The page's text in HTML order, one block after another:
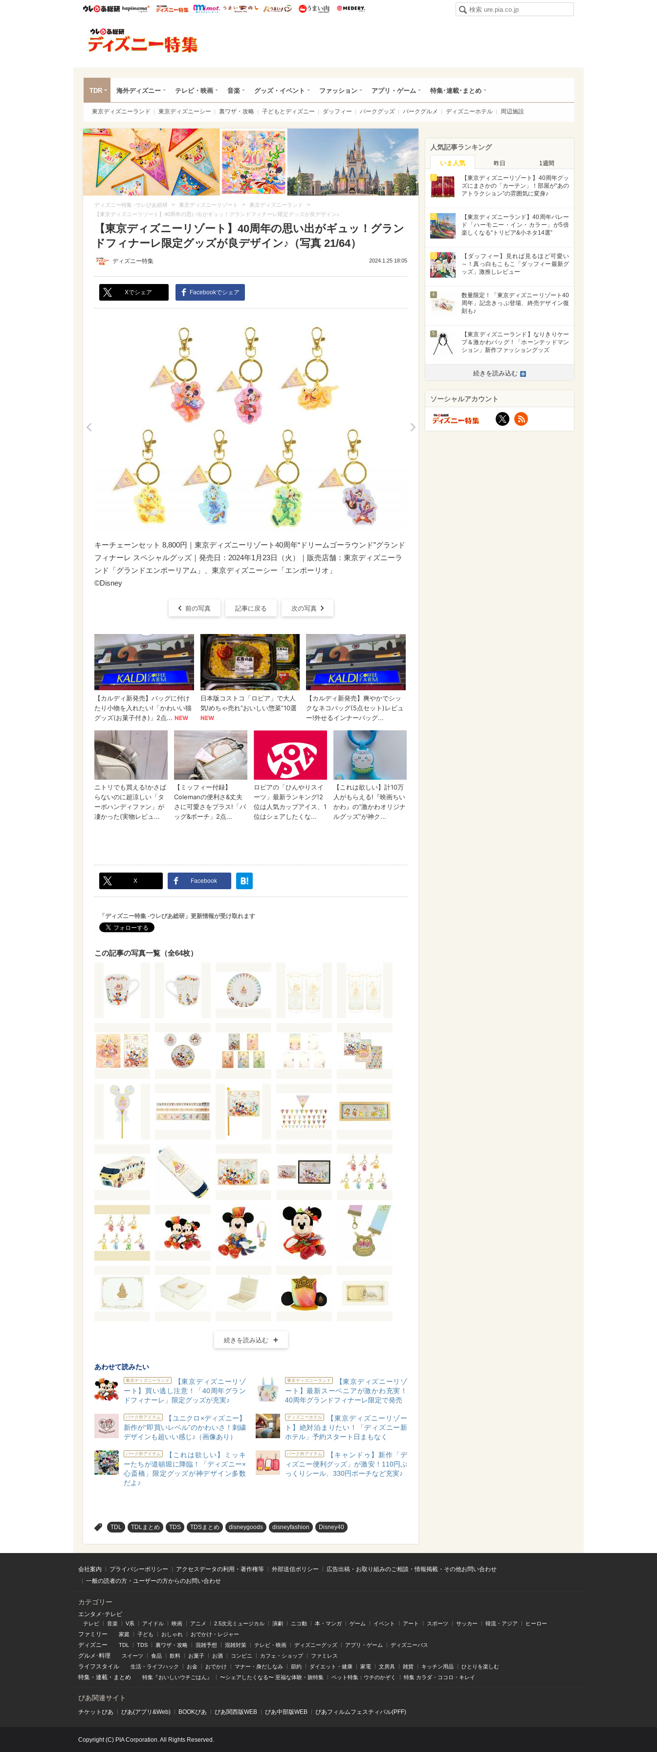
ウレぴあ総研ハピママ* ウレぴあ総研 ディズニー特集
mimot. うまいめし うまいパン うまい肉
TDR 海外ディズニー テレビ・映画 音楽 グッズ・イベント ファッション アプリ・ゲーム 特集･連載･まとめ
東京ディズニーランド 東京ディズニーシー 裏ワザ・攻略 子どもとディズニー ダッフィー パークグッズ パークグルメ ディズニーホテル 周辺施設
ディズニー特集 -ウレぴあ総研 > 東京ディズニーリゾート > 東京ディズニーランド >
【東京ディズニーリゾート】40周年の思い出がギュッ！グランドフィナーレ限定グッズが良デザイン♪
【東京ディズニーリゾート】40周年の思い出がギュッ！グラン
ドフィナーレ限定グッズが良デザイン♪（写真 21/64）
ディズニー特集 2024.1.25 18:05
Xでシェア Facebookでシェア
>
キーチェーンセット 8,800円｜東京ディズニーリゾート40周年“ドリームゴーラウンド”グランド
フィナーレ スペシャルグッズ｜発売日：2024年1月23日（火）｜販売店舗：東京ディズニーラ
ンド「グランドエンポーリアム」、東京ディズニーシー「エンポーリオ」
©︎Disney
前の写真 記事に戻る 次の写真
X Facebook
「ディズニー特集 -ウレぴあ総研」更新情報が受け取れます
この記事の写真一覧（全64枚）
続きを読み込む
あわせて読みたい
東京ディズニーランド
【東京ディズニーリゾ
ート】買い逃し注意！「40周年グラン
ドフィナーレ」限定グッズが充実♪
東京ディズニーランド
【東京ディズニーリゾ
ート】最新スーベニアが激かわ充実！
40周年グランドフィナーレ限定で発売
パーク外アイテム
【ユニクロ×ディズニー】
新作が“即買いレベル”のかわいさ！刺繍
デザインも超いい感じ♪（画像あり）
ディズニーホテル
【東京ディズニーリゾー
ト】絶対泊まりたい！「ディズニー新
ホテル」予約スタート日まもなく
パーク外アイテム
【これは欲しい】ミッキ
ーたちが道頓堀に降臨！「ディズニー×
心斎橋」限定グッズが神デザイン多数
だよ♪
パーク外アイテム
【キャンドゥ】新作「デ
ィズニー便利グッズ」が激安！110円ぷ
っくりシール、330円ポーチなど充実♪
TDL TDLまとめ TDS TDSまとめ disneygoods disneyfashion Disney40
人気記事ランキング
いま人気 昨日 1週間
1
【東京ディズニーリゾート】40周年グッ
ズにまさかの「カーテン」！部屋が“あの
アトラクション”の雰囲気に変身♪
2
【東京ディズニーランド】40周年パレー
ド「ハーモニー・イン・カラー」が5倍
楽しくなる“トリビア&小ネタ14選”
3
【ダッフィー】見れば見るほど可愛い
～！真っ白もこもこ「ダッフィー最新グ
ッズ」激推しレビュー
4
数量限定！「東京ディズニーリゾート40
周年」記念きっぷ登場、終売デザイン復
刻も♪
5
【東京ディズニーランド】なりきりケー
プ＆激かわバッグ！「ホーンテッドマン
ション」新作ファッショングッズ
続きを読み込む
ソーシャルアカウント
X
会社案内 プライバシーポリシー アクセスデータの利用・著作権等 外部送信ポリシー
広告出稿・お取り組みのご相談・情報掲載・その他お問い合わせ
一般の読者の方・ユーザーの方からのお問い合わせ
カテゴリー
エンタメ･テレビ
テレビ 音楽 V系 アイドル 映画 アニメ 2.5次元ミュージカル 演劇 ニコ動 本・マンガ ゲーム イベント アート スポーツ サッカー 韓流・アジア ヒーロー
ファミリー 家庭 子ども おしゃれ おでかけ・レジャー
ディズニー TDL TDS 裏ワザ・攻略 混雑予想 混雑対策 テレビ・映画 ディズニーグッズ アプリ・ゲーム ディズニーパス
グルメ･料理 スイーツ 食品 飲料 お菓子 お酒 コンビニ カフェ・ショップ ファミレス
ライフスタイル 生活・ライフハック お金 おでかけ マナー・身だしなみ 節約 ダイエット・健康 家電 文房具 雑貨 キッチン用品 ひとりを楽しむ
特集 ・ 連載 ・ まとめ 特集『おいしいウチごはん』 〜シェアしたくなる〜 至福な体験・旅特集 ペット特集：ウチのかぞく 特集 カラダ・ココロ・キレイ
ぴあ関連サイト
チケットぴあ ぴあ(アプリ&Web) BOOKぴあ ぴあ関⻄版WEB ぴあ中部版WEB ぴあフィルムフェスティバル(PFF)
Copyright (C) PIA Corporation. All Rights Reserved.